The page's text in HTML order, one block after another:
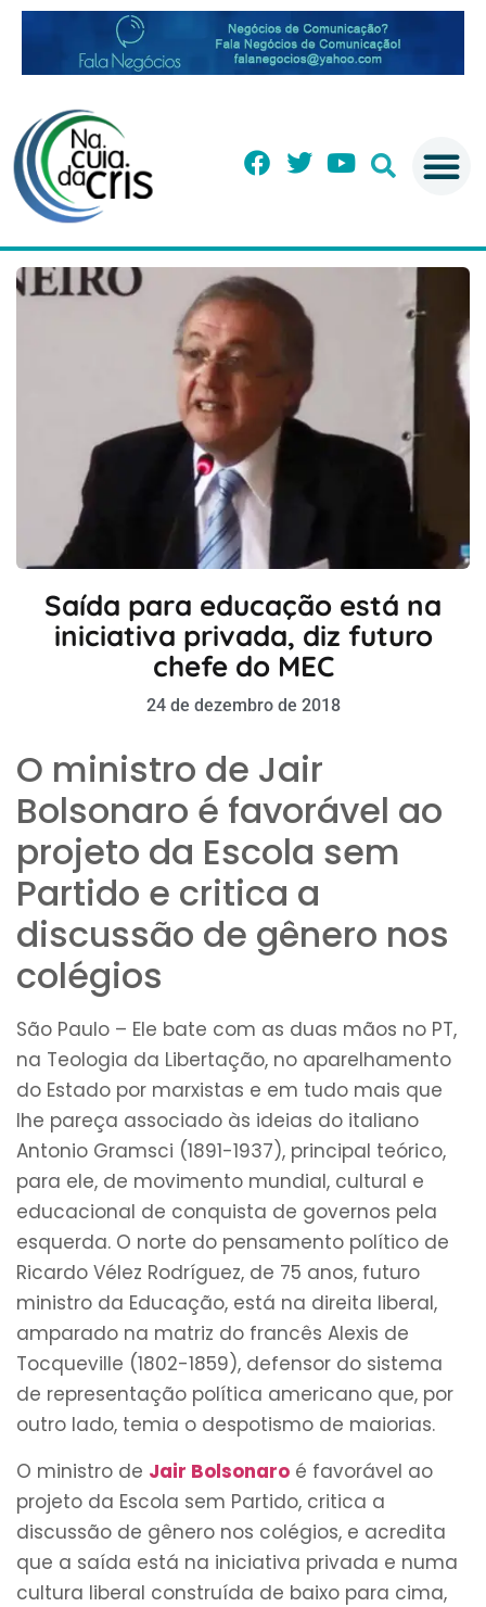
Saída para educação está na
iniciativa privada, diz futuro
chefe do MEC
24 de dezembro de 2018
O ministro de Jair
Bolsonaro é favorável ao
projeto da Escola sem
Partido e critica a
discussão de gênero nos
colégios
São Paulo – Ele bate com as duas mãos no PT,
na Teologia da Libertação, no aparelhamento
do Estado por marxistas e em tudo mais que
lhe pareça associado às ideias do italiano
Antonio Gramsci (1891-1937), principal teórico,
para ele, de movimento mundial, cultural e
educacional de conquista de governos pela
esquerda. O norte do pensamento político de
Ricardo Vélez Rodríguez, de 75 anos, futuro
ministro da Educação, está na direita liberal,
amparado na matriz do francês Alexis de
Tocqueville (1802-1859), defensor do sistema
de representação política americano que, por
outro lado, temia o despotismo de maiorias.
O ministro de Jair Bolsonaro é favorável ao
projeto da Escola sem Partido, critica a
discussão de gênero nos colégios, e acredita
que a saída está na iniciativa privada e numa
cultura liberal construída de baixo para cima,